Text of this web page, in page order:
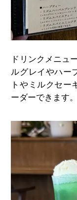
ドリンクメニュ
ルグレイやハー
トやミルクセー
ーダーできます。